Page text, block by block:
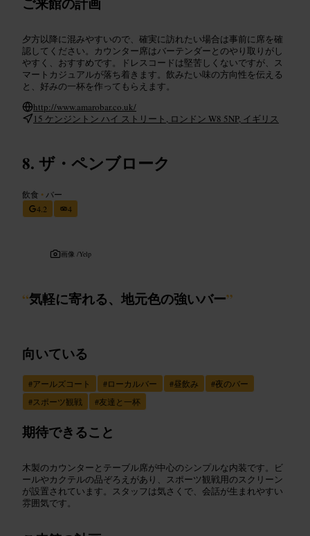
夕方以降に混みやすいので、確実に訪れたい場合は事前に席を確
認してください。カウンター席はバーテンダーとのやり取りがし
やすく、おすすめです。ドレスコードは堅苦しくないですが、ス
マートカジュアルが落ち着きます。飲みたい味の方向性を伝える
と、好みの一杯を作ってもらえます。
http://www.amarobar.co.uk/
15 ケンジントン ハイ ストリート, ロンドン W8 5NP, イギリス
ザ・ペンブローク
飲食 • バー
4.2
4
画像 /Yelp
“気軽に寄れる、地元色の強いバー”
向いている
#アールズコート #ローカルバー #昼飲み #夜のバー
#スポーツ観戦 #友達と一杯
期待できること
木製のカウンターとテーブル席が中心のシンプルな内装です。ビ
ールやカクテルの品ぞろえがあり、スポーツ観戦用のスクリーン
が設置されています。スタッフは気さくで、会話が生まれやすい
雰囲気です。